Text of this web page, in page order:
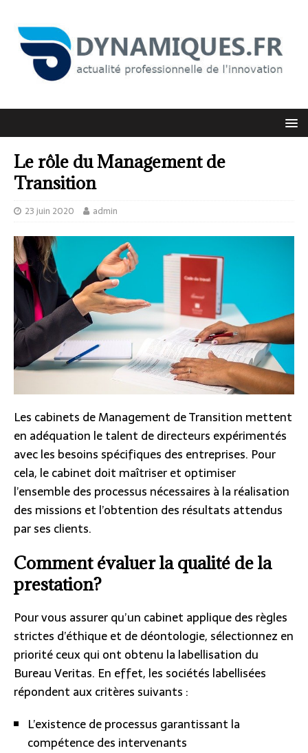
Le rôle du Management de
Transition
23 juin 2020 admin
Les cabinets de Management de Transition mettent
en adéquation le talent de directeurs expérimentés
avec les besoins spécifiques des entreprises. Pour
cela, le cabinet doit maîtriser et optimiser
l’ensemble des processus nécessaires à la réalisation
des missions et l’obtention des résultats attendus
par ses clients.
Comment évaluer la qualité de la
prestation?
Pour vous assurer qu’un cabinet applique des règles
strictes d’éthique et de déontologie, sélectionnez en
priorité ceux qui ont obtenu la labellisation du
Bureau Veritas. En effet, les sociétés labellisées
répondent aux critères suivants :
L’existence de processus garantissant la
compétence des intervenants